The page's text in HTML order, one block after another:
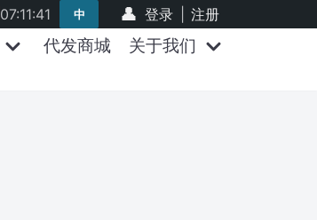
代发商城 关于我们
注册
登录
中
07:11:41